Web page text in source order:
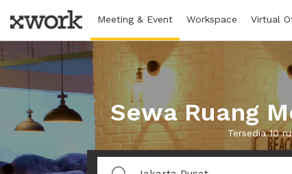
Meeting & Event Workspace Virtual
Sewa Ruang
Tersedia 10